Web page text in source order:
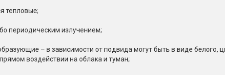
тепловые;
периодическим излучением;
– в зависимости от подвида могут быть в виде белого,
воздействии на облака и туман;